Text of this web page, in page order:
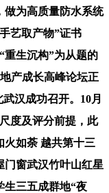
做为高质量防水系统
艺取产物”证书
重生沉构”为从题的
产成长高峰论坛正
汉成功召开。10月
度及评分前提，此
火如荼 越共第十三
门窗武汉竹叶山红星
生三五成群地“夜